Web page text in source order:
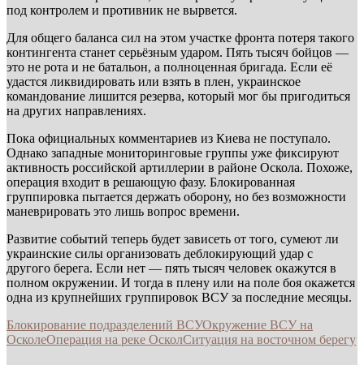
под контролем и противник не вырвется.
Для общего баланса сил на этом участке фронта потеря такого
контингента станет серьёзным ударом. Пять тысяч бойцов —
это не рота и не батальон, а полноценная бригада. Если её
удастся ликвидировать или взять в плен, украинское
командование лишится резерва, который мог бы пригодиться
на других направлениях.
Пока официальных комментариев из Киева не поступало.
Однако западные мониторинговые группы уже фиксируют
активность российской артиллерии в районе Оскола. Похоже,
операция входит в решающую фазу. Блокированная
группировка пытается держать оборону, но без возможности
маневрировать это лишь вопрос времени.
Развитие событий теперь будет зависеть от того, сумеют ли
украинские силы организовать деблокирующий удар с
другого берега. Если нет — пять тысяч человек окажутся в
полном окружении. И тогда в плену или на поле боя окажется
одна из крупнейших группировок ВСУ за последние месяцы.
Блокирование подразделений ВСУОкружение ВСУ на
ОсколеОперация на реке ОсколСитуация на восточном берегу